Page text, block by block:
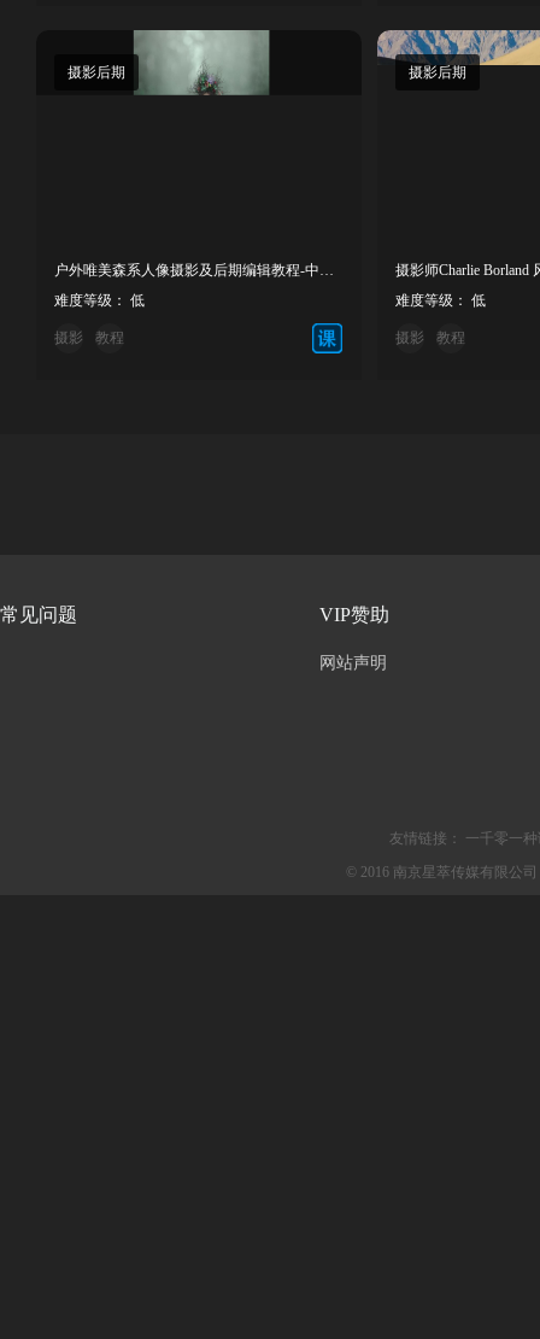
摄影后期
难度等级： 低
摄影 教程
摄影后期
难度等级： 低
摄影 教程
常见问题 VIP赞助
网站声明
友情链接：
一千零一
© 2016 南京星萃传媒有限公司